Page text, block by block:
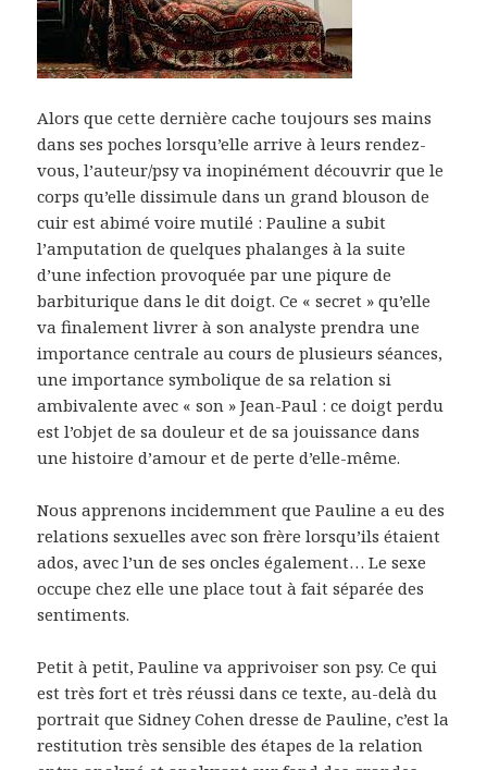
Alors que cette dernière cache toujours ses mains
dans ses poches lorsqu’elle arrive à leurs rendez-
vous, l’auteur/psy va inopinément découvrir que le
corps qu’elle dissimule dans un grand blouson de
cuir est abimé voire mutilé : Pauline a subit
l’amputation de quelques phalanges à la suite
d’une infection provoquée par une piqure de
barbiturique dans le dit doigt. Ce « secret » qu’elle
va finalement livrer à son analyste prendra une
importance centrale au cours de plusieurs séances,
une importance symbolique de sa relation si
ambivalente avec « son » Jean-Paul : ce doigt perdu
est l’objet de sa douleur et de sa jouissance dans
une histoire d’amour et de perte d’elle-même.
Nous apprenons incidemment que Pauline a eu des
relations sexuelles avec son frère lorsqu’ils étaient
ados, avec l’un de ses oncles également… Le sexe
occupe chez elle une place tout à fait séparée des
sentiments.
Petit à petit, Pauline va apprivoiser son psy. Ce qui
est très fort et très réussi dans ce texte, au-delà du
portrait que Sidney Cohen dresse de Pauline, c’est la
restitution très sensible des étapes de la relation